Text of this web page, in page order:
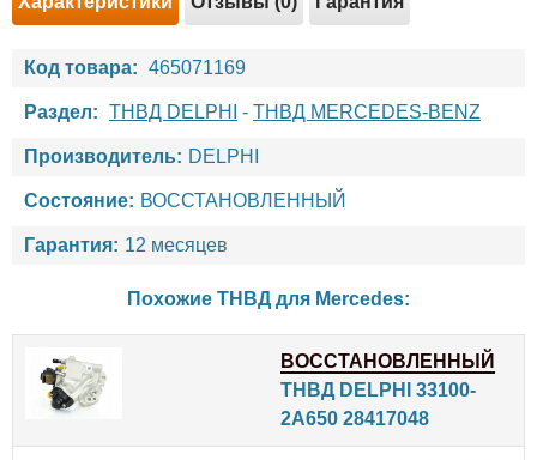
Код товара: 465071169
Раздел: ТНВД DELPHI - ТНВД MERCEDES-BENZ
Производитель: DELPHI
Состояние: ВОССТАНОВЛЕННЫЙ
Гарантия: 12 месяцев
Похожие ТНВД для Mercedes:
ВОССТАНОВЛЕННЫЙ
ТНВД DELPHI 33100-
2A650 28417048